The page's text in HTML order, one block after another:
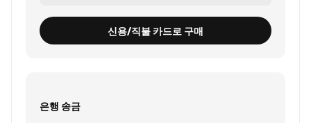
신용/직불 카드로 구매
은행 송금